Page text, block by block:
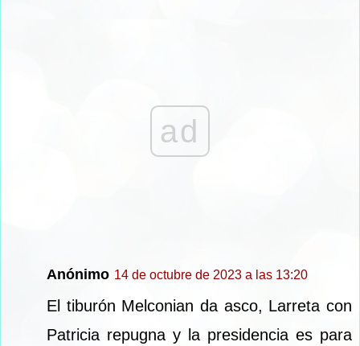
ad
Anónimo 14 de octubre de 2023 a las 13:20
El tiburón Melconian da asco, Larreta con
Patricia repugna y la presidencia es para